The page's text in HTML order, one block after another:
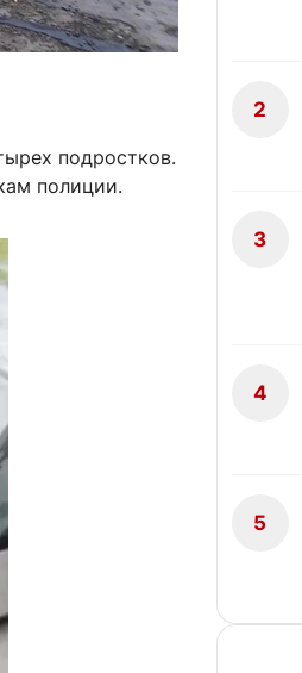
подростков.
полиции.
2
3
4
5